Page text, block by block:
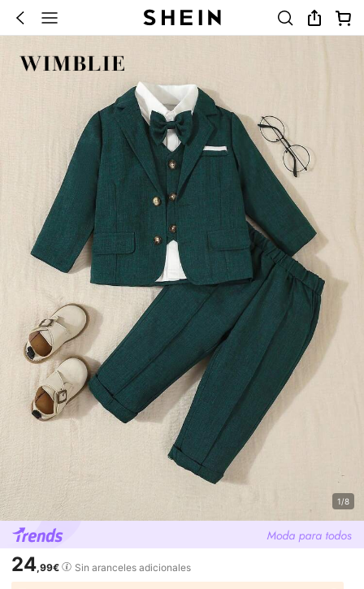
1/8
24,99€ Sin aranceles adicionales